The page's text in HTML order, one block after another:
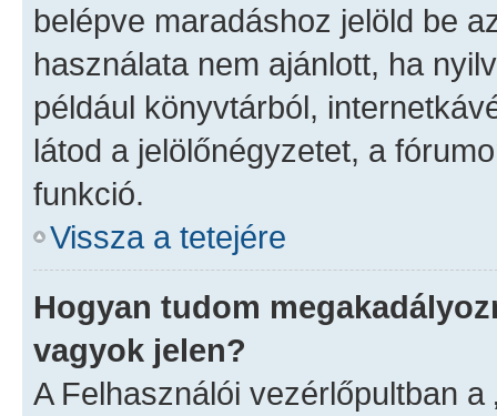
belépve maradáshoz jelöld be
használata nem ajánlott, ha
például könyvtárból,
látod a jelölőnégyzetet, a
funkció.
Vissza a tetejére
Hogyan tudom
vagyok jelen?
A Felhasználói vezérlőpultban